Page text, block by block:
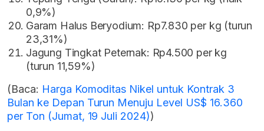
0,9%)
Garam Halus Beryodium: Rp7.830 per kg (turun
23,31%)
Jagung Tingkat Peternak: Rp4.500 per kg
(turun 11,59%)
(Baca: Harga Komoditas Nikel untuk Kontrak 3
Bulan ke Depan Turun Menuju Level US$ 16.360
per Ton (Jumat, 19 Juli 2024))